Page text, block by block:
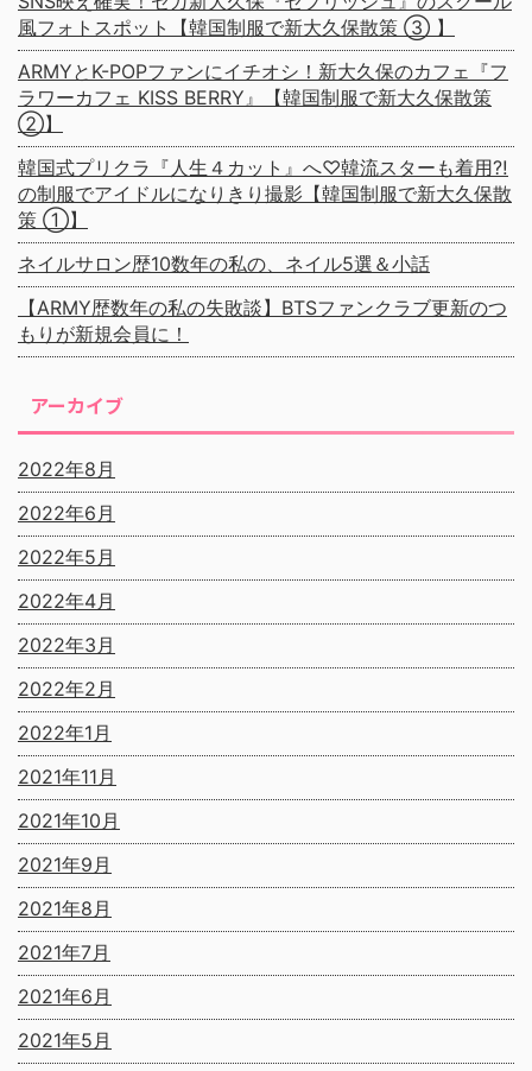
風フォトスポット【韓国制服で新大久保散策 ③ 】
ARMYとK-POPファンにイチオシ！新大久保のカフェ『フ
ラワーカフェ KISS BERRY』【韓国制服で新大久保散策
②】
韓国式プリクラ『人生４カット』へ♡韓流スターも着用⁈
の制服でアイドルになりきり撮影【韓国制服で新大久保散
策 ①】
ネイルサロン歴10数年の私の、ネイル5選＆小話
【ARMY歴数年の私の失敗談】BTSファンクラブ更新のつ
もりが新規会員に！
アーカイブ
2022年8月
2022年6月
2022年5月
2022年4月
2022年3月
2022年2月
2022年1月
2021年11月
2021年10月
2021年9月
2021年8月
2021年7月
2021年6月
2021年5月